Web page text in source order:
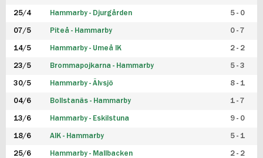
25/4 Hammarby - Djurgården 5 - 0
07/5 Piteå - Hammarby 0 - 7
14/5 Hammarby - Umeå IK 2 - 2
23/5 Brommapojkarna - Hammarby 5 - 3
30/5 Hammarby - Älvsjö 8 - 1
04/6 Bollstanäs - Hammarby 1 - 7
13/6 Hammarby - Eskilstuna 9 - 0
18/6 AIK - Hammarby 5 - 1
25/6 Hammarby - Mallbacken 2 - 2